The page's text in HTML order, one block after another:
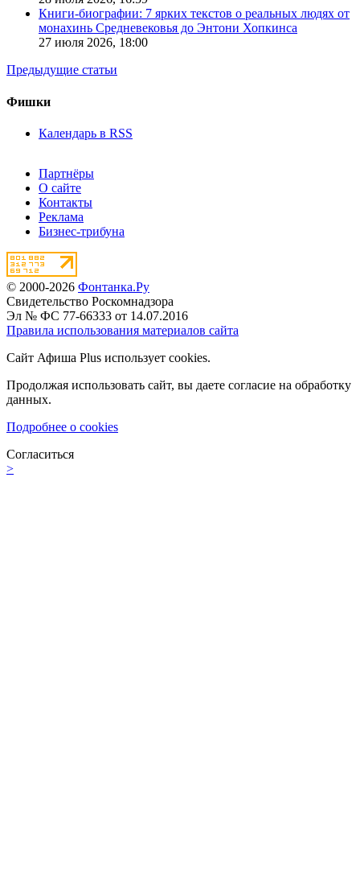
Книги-биографии: 7 ярких текстов о реальных людях от
монахинь Средневековья до Энтони Хопкинса
27 июля 2026, 18:00
Предыдущие статьи
Фишки
Календарь в RSS
Партнёры
О сайте
Контакты
Реклама
Бизнес-трибуна
© 2000-2026 Фонтанка.Ру
Свидетельство Роскомнадзора
Эл № ФС 77-66333 от 14.07.2016
Правила использования материалов сайта
Сайт Афиша Plus использует cookies.
Продолжая использовать сайт, вы даете согласие на обработку
данных.
Подробнее о cookies
Согласиться
>